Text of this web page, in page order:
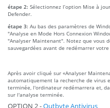
étape 2: Sélectionnez l’option Mise à
Defender.
étape 3: Au bas des paramètres de
"Analyse en Mode Hors Connexion
"Analyser Maintenant". Notez que vous
sauvegardées avant de redémarrer votre
Après avoir cliqué sur «Analyser
automatiquement la recherche de virus
terminée, l'ordinateur redémarrera et,
sur l'analyse terminée.
OPTION 2 -Outbyte Antivirus